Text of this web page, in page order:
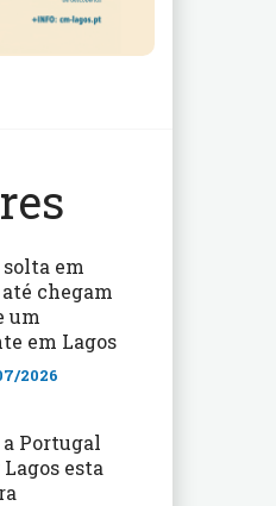
em
chegam
um
em Lagos
2026
Portugal
esta